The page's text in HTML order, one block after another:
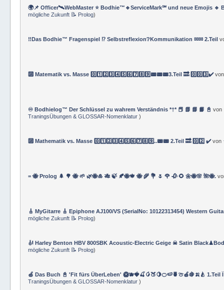
🌍📌 Officer🛰WebMaster ⭐️ Bodhie™🔹ServiceMark℠ und neue Emojis 🔹
mögliche Zukunft 📝 Prolog)
‼️Das Bodhie™ Fragenspiel ⁉️ Selbstreflexion❔Kommunikation ✉✉ 2.Teil
🔟 Matematik vs. Masse 0️⃣1️⃣2️⃣3️⃣4️⃣5️⃣6️⃣7️⃣8️⃣9️⃣📟📟📟3.Teil 🔜 0️⃣0️⃣3️⃣✔️
♾️ Bodhielog™ Der Schlüssel zu wahrem Verständnis *†* 📕 📗 📘 📙 📓von
TraningsÜbungen & GLOSSAR-Nomenklatur)
🔟 Mathematik vs. Masse 0️⃣1️⃣2️⃣3️⃣4️⃣5️⃣6️⃣7️⃣8️⃣9️⃣..📟📟 2.Teil 🔜 0️⃣2️⃣ ✔️von
= 🐝 Prolog 🌲 🌳 🐝 🌱 🌿🐝🎍 🎋 🍃 🍂🐝🍁 🐝 🌾 💐 🌷 🌹 🥀 🌻 🌼🐝🌸 🌺🐝.
🎸 MyGitarre 🎸 Epiphone AJ100/VS (SerialNo: 10122313454) Western
mögliche Zukunft 📝 Prolog)
🎻 Harley Benton HBV 800SBK Acoustic-Electric Geige ☠ Satin
mögliche Zukunft 📝 Prolog)
🍏 Das Buch 📓 'Fit fürs ÜberLeben' 🥝🫐🍓🍒🥭🍑🍋🍊🍉🍍🍈🍎🍇🍌🍐 1.Teil
TraningsÜbungen & GLOSSAR-Nomenklatur)